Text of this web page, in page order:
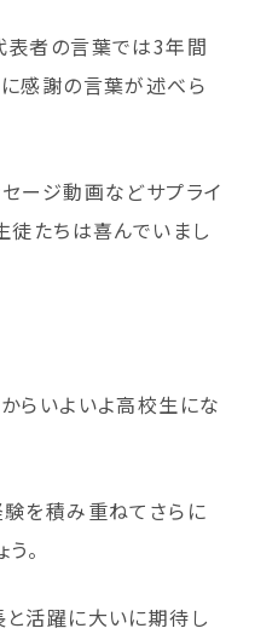
表者の言葉では3年間
感謝の言葉が述べら
ージ動画などサプライ
徒たちは喜んでいまし
らいよいよ高校生にな
を積み重ねてさらに
。
活躍に大いに期待し